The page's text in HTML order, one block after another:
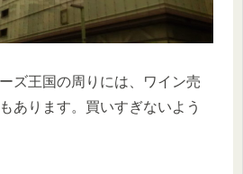
ズ王国の周りには、ワイン売
あります。買いすぎないよう